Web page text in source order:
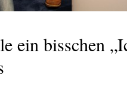
ein bisschen